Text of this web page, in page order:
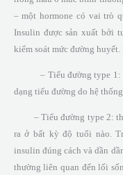
– một hormone có vai trò
Insulin được sản xuất bởi
kiểm soát mức đường
– Tiểu đường type 1:
dạng tiểu đường do hệ
– Tiểu đường type 2:
ra ở bất kỳ độ tuổi nào.
insulin đúng cách và dần
thường liên quan đến lối